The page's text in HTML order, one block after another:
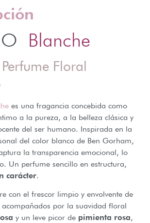
Blanche
Floral
es una fragancia concebida como
a la pureza, a la belleza clásica y
del ser humano. Inspirada en la
del color blanco de Ben Gorham,
la transparencia emocional, lo
Un perfume sencillo en estructura,
carácter.
con el frescor limpio y envolvente de
acompañados por la suavidad floral
y un leve picor de pimienta rosa,